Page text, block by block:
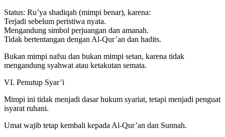
Status: Ru’ya shadiqah (mimpi benar), karena:
Terjadi sebelum peristiwa nyata.
Mengandung simbol perjuangan dan amanah.
Tidak bertentangan dengan Al-Qur’an dan hadits.
Bukan mimpi nafsu dan bukan mimpi setan, karena tidak
mengandung syahwat atau ketakutan semata.
VI. Penutup Syar’i
Mimpi ini tidak menjadi dasar hukum syariat, tetapi menjadi penguat
isyarat ruhani.
Umat wajib tetap kembali kepada Al-Qur’an dan Sunnah.